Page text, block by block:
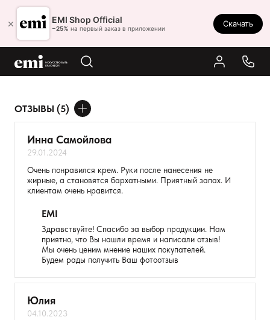
× EMI Shop Official
−25% на первый заказ в приложении
Скачать
Результаты поиска:
Ростов-на-Дону
8 (800) 550-86-95
Каталог
Акции
Оплата и доставка
Реферальная программа
Контакты
ОТЗЫВЫ (5)
ДОБАВИТЬ ОТЗЫВ
Ваше имя
Товар
Расскажите о впечатлениях
Инна Самойлова
29.01.2024
Очень понравился крем. Руки после нанесения не
жирные, а становятся бархатными. Приятный запах. И
клиентам очень нравится.
EMI
Здравствуйте! Спасибо за выбор продукции. Нам
приятно, что Вы нашли время и написали отзыв!
Мы очень ценим мнение наших покупателей.
Будем рады получить Ваш фотоотзыв
Юлия
04.10.2023